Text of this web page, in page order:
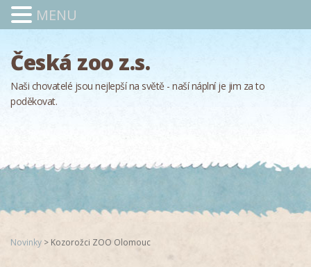
Česká zoo z.s.
Naši chovatelé jsou nejlepší na světě - naší náplní je jim za to
poděkovat.
Novinky > Kozorožci ZOO Olomouc
MENU